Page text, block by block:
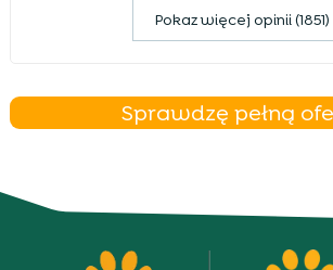
Pokaz więcej opinii (1851)
Sprawdzę pełną